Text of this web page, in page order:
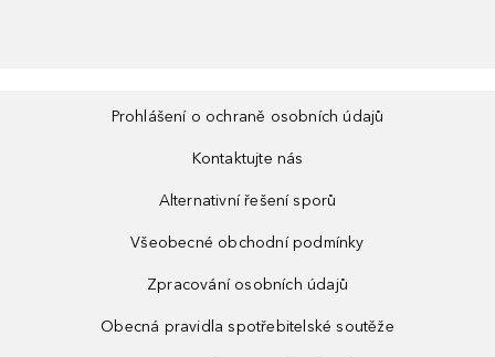
Prohlášení o ochraně osobních údajů
Kontaktujte nás
Alternativní řešení sporů
Všeobecné obchodní podmínky
Zpracování osobních údajů
Obecná pravidla spotřebitelské soutěže